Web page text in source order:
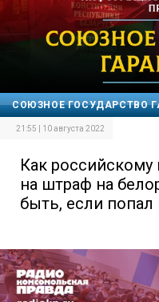
СОЮЗНОЕ ГОСУДАРСТВО
21:55 | 10 августа 2022
Как
на штраф на
быть, если